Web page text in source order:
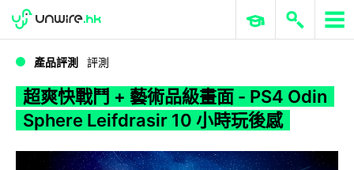
WWDC 2026 ERP 與商業 AI
產品評測 評測
超爽快戰鬥 + 藝術品級畫面 - PS4 Odin
Sphere Leifdrasir 10 小時玩後感